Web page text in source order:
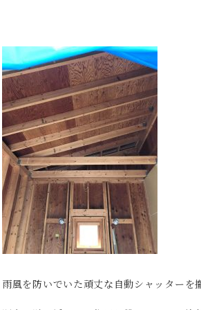
雨風を防いでいた頑丈な自動シャッター